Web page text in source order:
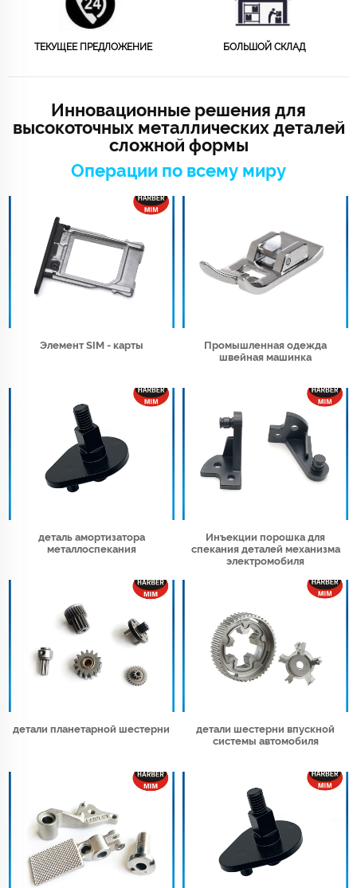
ТЕКУЩЕЕ ПРЕДЛОЖЕНИЕ БОЛЬШОЙ СКЛАД
Инновационные решения для
высокоточных металлических деталей
сложной формы
Операции по всему миру
Элемент SIM - карты
Промышленная одежда
швейная машинка
деталь амортизатора
металлоспекания
Инъекции порошка для
спекания деталей механизма
электромобиля
детали планетарной шестерни
детали шестерни впускной
системы автомобиля